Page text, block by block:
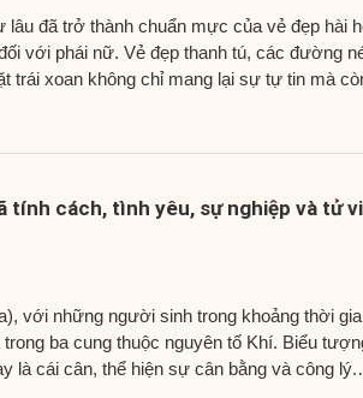
lâu đã trở thành chuẩn mực của vẻ đẹp hài
với phái nữ. Vẻ đẹp thanh tú, các đường
trái xoan không chỉ mang lại sự tự tin mà
tính cách, tình yêu, sự nghiệp và tử vi
với những người sinh trong khoảng thời
trong ba cung thuộc nguyên tố Khí. Biểu
là cái cân, thể hiện sự cân bằng và công lý.